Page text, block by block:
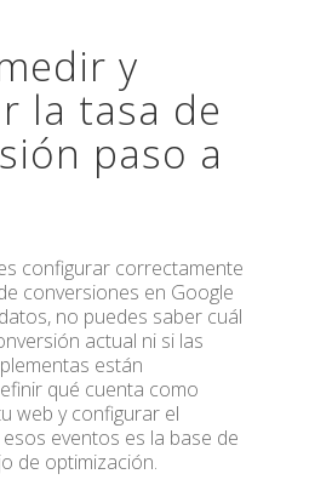
y
la tasa de
paso a
configurar correctamente
conversiones en Google
no puedes saber cuál
actual ni si las
están
qué cuenta como
web y configurar el
eventos es la base de
de optimización.